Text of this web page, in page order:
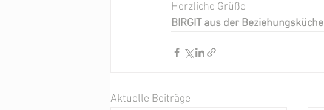
Herzliche Grüße
BIRGIT aus der Beziehungsküche
Aktuelle Beiträge